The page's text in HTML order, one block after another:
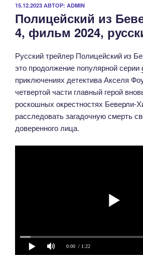
ОПУБЛИКОВАНО
15.12.2023 АВТОР: ADMIN
Полицейский из
4, фильм 2024,
Русский трейлер Полицейский из
это продолжение популярной серии
приключениях детектива Акселя
четвертой части главный герой
роскошных окрестностях Беверли-
расследовать загадочную смерть
доверенного лица.
0:00 / 1:22